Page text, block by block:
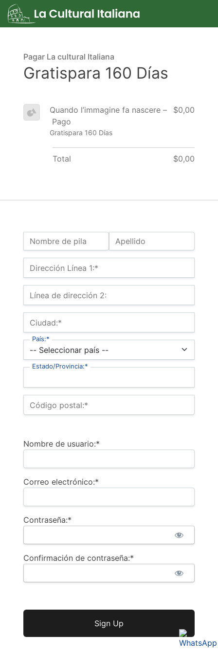
Nombre:
Nombre de pila Apellido
Dirección de Envio
Dirección Línea 1:*
Línea de dirección 2:
Ciudad:*
País:*
Estado/Provincia:*
Código postal:*
Nombre de usuario:*
Correo electrónico:*
Contraseña:*
Confirmación de contraseña:*
Sin valor
Pagar La cultural Italiana
Gratispara 160 Días
Quando l’immagine fa nascere –
Pago
Gratispara 160 Días
$0,00
Total $0,00